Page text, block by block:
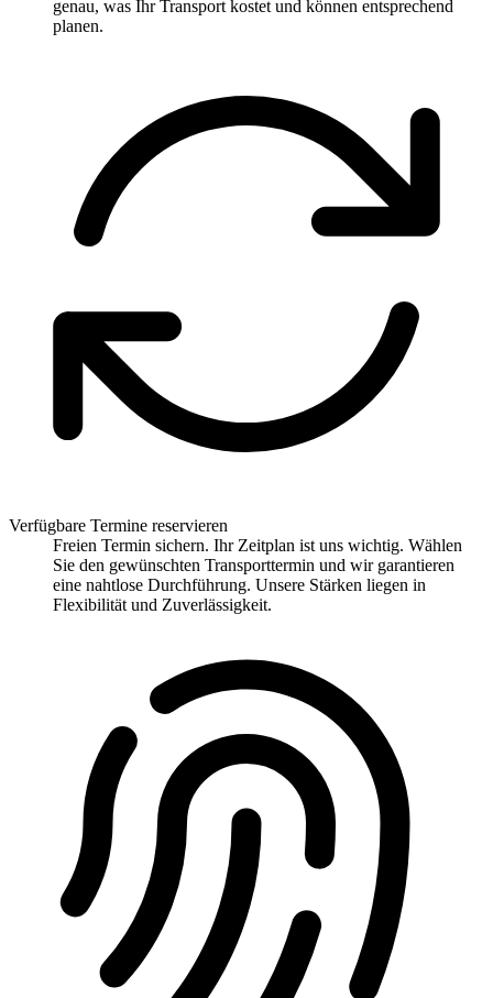
genau, was Ihr Transport kostet und können entsprechend
planen.
Verfügbare Termine reservieren
Freien Termin sichern. Ihr Zeitplan ist uns wichtig. Wählen
Sie den gewünschten Transporttermin und wir garantieren
eine nahtlose Durchführung. Unsere Stärken liegen in
Flexibilität und Zuverlässigkeit.